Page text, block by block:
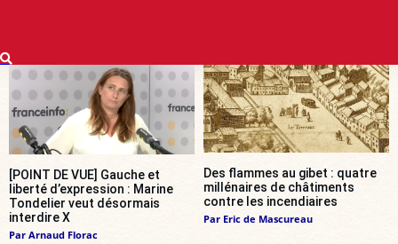
[POINT DE VUE] Gauche et
liberté d’expression : Marine
Tondelier veut désormais
interdire X
Par Arnaud Florac
Des flammes au gibet : quatre
millénaires de châtiments
contre les incendiaires
Par Eric de Mascureau